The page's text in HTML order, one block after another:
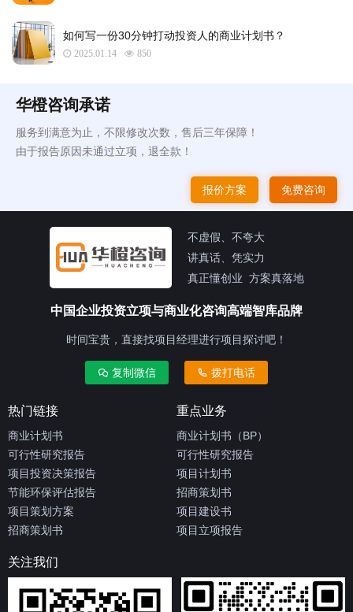
如何写一份30分钟打动投资人的商业计划书？
2025.01.14 850
华橙咨询承诺
服务到满意为止，不限修改次数，售后三年保障！
由于报告原因未通过立项，退全款！
报价方案 免费咨询
不虚假、不夸大
讲真话、凭实力
真正懂创业 方案真落地
中国企业投资立项与商业化咨询高端智库品牌
时间宝贵，直接找项目经理进行项目探讨吧！
复制微信 拨打电话
热门链接
商业计划书
可行性研究报告
项目投资决策报告
节能环保评估报告
项目策划方案
招商策划书
重点业务
商业计划书（BP）
可行性研究报告
项目计划书
招商策划书
项目建设书
项目立项报告
关注我们